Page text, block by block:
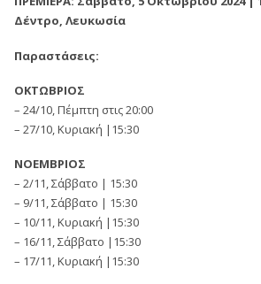
Δέντρο, Λευκωσία
Παραστάσεις:
ΟΚΤΩΒΡΙΟΣ
– 24/10, Πέμπτη στις 20:00
– 27/10, Κυριακή |15:30
ΝΟΕΜΒΡΙΟΣ
– 2/11, Σάββατο | 15:30
– 9/11, Σάββατο | 15:30
– 10/11, Κυριακή |15:30
– 16/11, Σάββατο |15:30
– 17/11, Κυριακή |15:30